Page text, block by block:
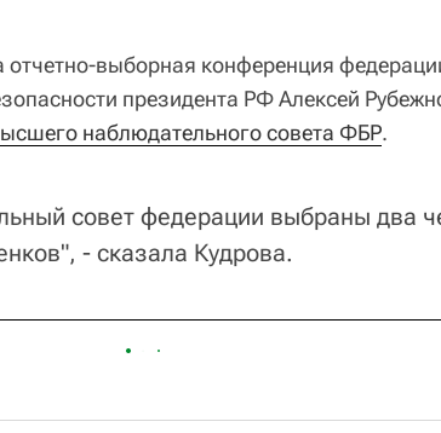
выборная конференция
президента РФ Алексей
наблюдательного совета ФБР.
совет федерации выбраны два
- сказала Кудрова.